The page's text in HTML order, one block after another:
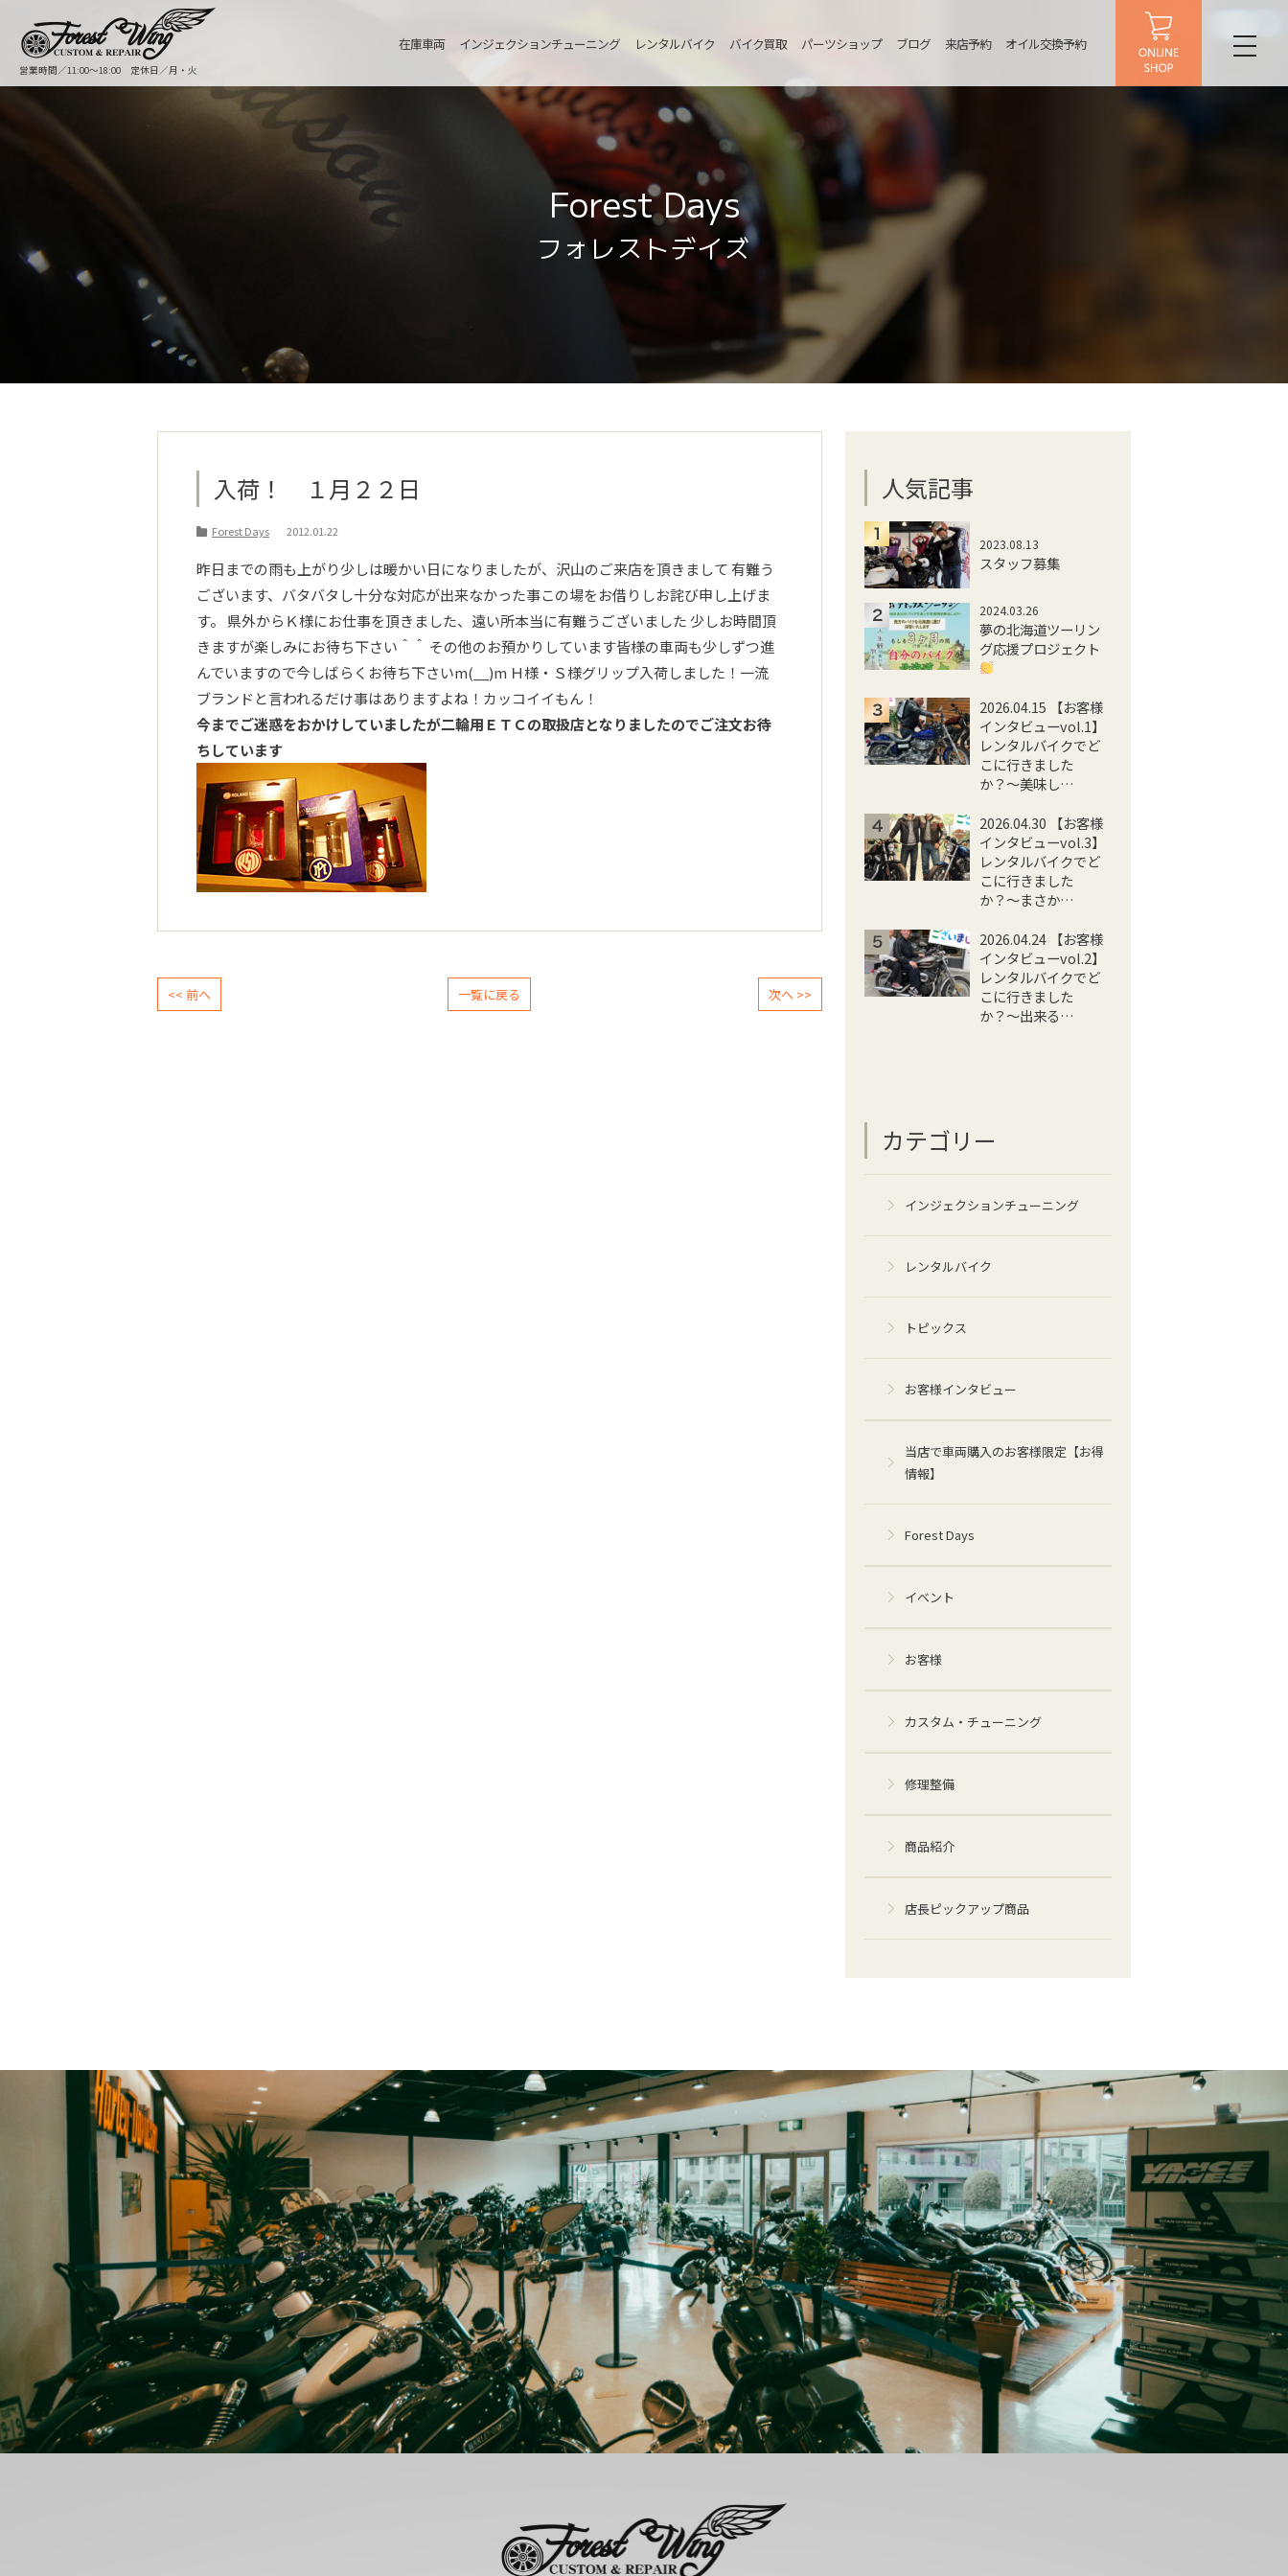
営業時間／11:00〜18:00 定休日／月・火
在庫車両 インジェクションチューニング レンタルバイク バイク買取 パーツショップ ブログ 来店予約 オイル交換予約
Forest Days
フォレストデイズ
入荷！ １月２２日
Forest Days 2012.01.22
昨日までの雨も上がり少しは暖かい日になりましたが、沢山のご来店を頂きまして 有難う
ございます、バタバタし十分な対応が出来なかった事この場をお借りしお詫び申し上げま
す。 県外からＫ様にお仕事を頂きました、遠い所本当に有難うございました 少しお時間頂
きますが楽しみにお待ち下さい＾＾ その他のお預かりしています皆様の車両も少しずつ進
んでいますので今しばらくお待ち下さいm(__)m Ｈ様・Ｓ様グリップ入荷しました！一流
ブランドと言われるだけ事はありますよね！カッコイイもん！
今までご迷惑をおかけしていましたが二輪用ＥＴＣの取扱店となりましたのでご注文お待
ちしています
<< 前へ 一覧に戻る 次へ >>
人気記事
2023.08.13
スタッフ募集
2024.03.26
夢の北海道ツーリン
グ応援プロジェクト
2026.04.15 【お客様
インタビューvol.1】
レンタルバイクでど
こに行きました
か？〜美味し…
2026.04.30 【お客様
インタビューvol.3】
レンタルバイクでど
こに行きました
か？〜まさか…
2026.04.24 【お客様
インタビューvol.2】
レンタルバイクでど
こに行きました
か？〜出来る…
カテゴリー
インジェクションチューニング
レンタルバイク
トピックス
お客様インタビュー
当店で車両購入のお客様限定【お得
情報】
Forest Days
イベント
お客様
カスタム・チューニング
修理整備
商品紹介
店長ピックアップ商品